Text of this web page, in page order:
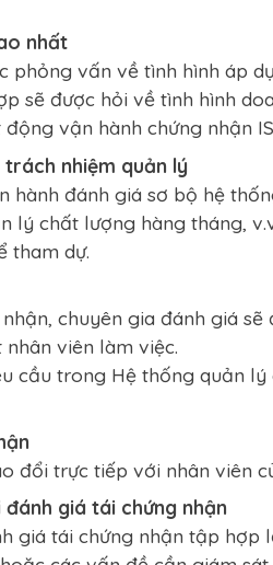
nhất
phỏng vấn về tình hình áp
sẽ được hỏi về tình hình
vận hành chứng nhận
nhiệm quản lý
hành đánh giá sơ bộ hệ
lý chất lượng hàng tháng,
tham dự.
chuyên gia đánh giá
viên làm việc.
cầu trong Hệ thống quản
đổi trực tiếp với nhân viên
giá tái chứng nhận
giá tái chứng nhận tập